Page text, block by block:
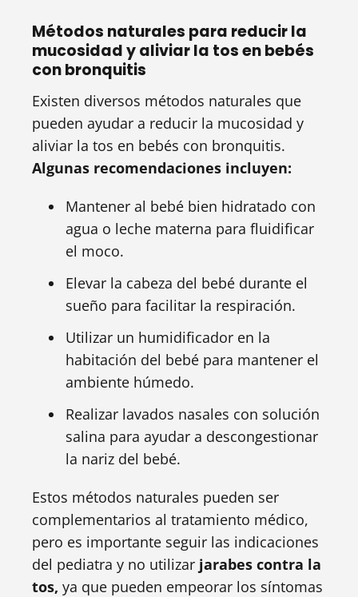
Métodos naturales para reducir la
mucosidad y aliviar la tos en bebés
con bronquitis
Existen diversos métodos naturales que
pueden ayudar a reducir la mucosidad y
aliviar la tos en bebés con bronquitis.
Algunas recomendaciones incluyen:
Mantener al bebé bien hidratado con
agua o leche materna para fluidificar
el moco.
Elevar la cabeza del bebé durante el
sueño para facilitar la respiración.
Utilizar un humidificador en la
habitación del bebé para mantener el
ambiente húmedo.
Realizar lavados nasales con solución
salina para ayudar a descongestionar
la nariz del bebé.
Estos métodos naturales pueden ser
complementarios al tratamiento médico,
pero es importante seguir las indicaciones
del pediatra y no utilizar jarabes contra la
tos, ya que pueden empeorar los síntomas